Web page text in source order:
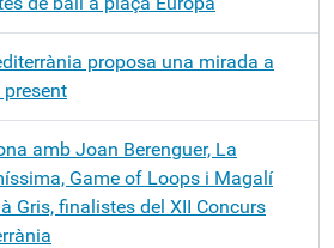
proposa una mirada a
present
amb Joan Berenguer, La
Game of Loops i Magalí
Gris, finalistes del XII Concurs